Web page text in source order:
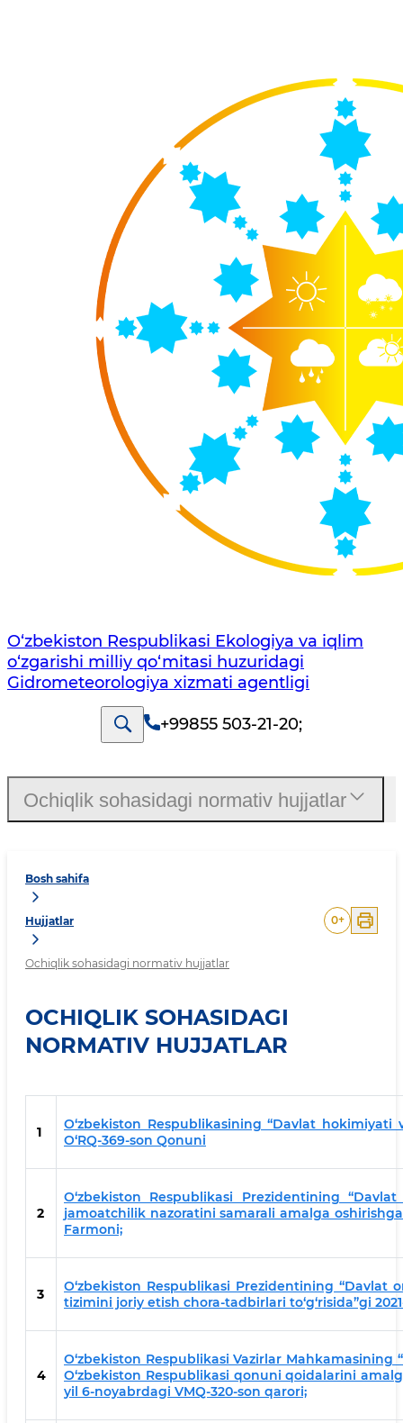
O‘zbekiston Respublikasi Ekologiya va iqlim
o‘zgarishi milliy qo‘mitasi huzuridagi
Gidrometeorologiya xizmati agentligi
+99855 503-21-20;
Bosh sahifa
Hujjatlar
Ochiqlik sohasidagi normativ hujjatlar
0+
OCHIQLIK SOHASIDAGI
NORMATIV HUJJATLAR
1
O‘zbekiston Respublikasining “Davlat
O‘RQ-369-son Qonuni
2
O‘zbekiston Respublikasi Prezidentining
jamoatchilik nazoratini samarali amalga oshirishga
Farmoni;
3
O‘zbekiston Respublikasi Prezidentining
tizimini joriy etish chora-tadbirlari to‘g‘risida”gi
4
O‘zbekiston Respublikasi Vazirlar
O‘zbekiston Respublikasi qonuni qoidalarini
yil 6-noyabrdagi VMQ-320-son qarori;
Ochiqlik sohasidagi normativ hujjatlar